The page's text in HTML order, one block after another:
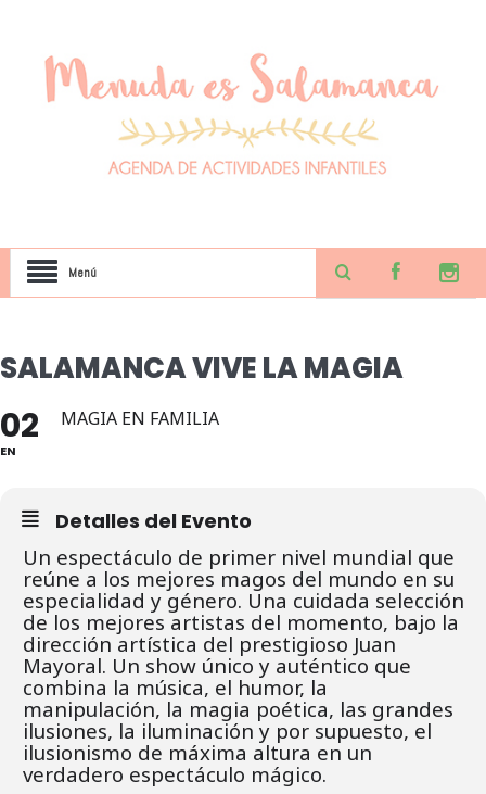
Menú
SALAMANCA VIVE LA MAGIA
02
EN
MAGIA EN FAMILIA
Detalles del Evento
Un espectáculo de primer nivel mundial que
reúne a los mejores magos del mundo en su
especialidad y género. Una cuidada selección
de los mejores artistas del momento, bajo la
dirección artística del prestigioso Juan
Mayoral. Un show único y auténtico que
combina la música, el humor, la
manipulación, la magia poética, las grandes
ilusiones, la iluminación y por supuesto, el
ilusionismo de máxima altura en un
verdadero espectáculo mágico.